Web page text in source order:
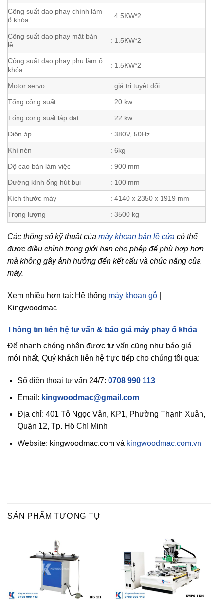
Công suất dao phay chính làm
ổ khóa
: 4.5KW*2
Công suất dao phay mặt bản
lề
: 1.5KW*2
Công suất dao phay phụ làm ổ
khóa
: 1.5KW*2
Motor servo : giá trị tuyệt đối
Tổng công suất : 20 kw
Tống công suất lắp đặt : 22 kw
Điện áp : 380V, 50Hz
Khí nén : 6kg
Độ cao bàn làm việc : 900 mm
Đường kính ống hút bụi : 100 mm
Kích thước máy : 4140 x 2350 x 1919 mm
Trọng lượng : 3500 kg
Các thông số kỹ thuật của máy khoan bản lề cửa có thể
được điều chỉnh trong giới hạn cho phép để phù hợp hơn
mà không gây ảnh hưởng đến kết cấu và chức năng của
máy.
Xem nhiều hơn tại: Hệ thống máy khoan gỗ
Kingwoodmac
Thông tin liên hệ tư vấn & báo giá máy phay ổ khóa
Để nhanh chóng nhận được tư vấn cũng như báo giá
mới nhất, Quý khách liên hệ trực tiếp cho chúng tôi qua:
Số điện thoại tư vấn 24/7: 0708 990 113
Email: kingwoodmac@gmail.com
Địa chỉ: 401 Tô Ngọc Vân, KP1, Phường Thạnh Xuân,
Quận 12, Tp. Hồ Chí Minh
Website: kingwoodmac.com và kingwoodmac.com.vn
SẢN PHẨM TƯƠNG TỰ